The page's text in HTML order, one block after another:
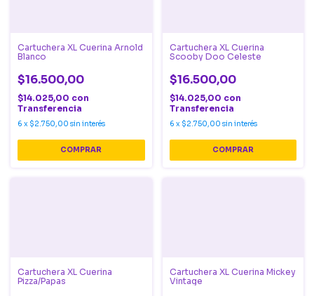
Cartuchera XL Cuerina Arnold
Blanco
$16.500,00
$14.025,00 con
Transferencia
6 x $2.750,00 sin interés
Cartuchera XL Cuerina
Scooby Doo Celeste
$16.500,00
$14.025,00 con
Transferencia
6 x $2.750,00 sin interés
Cartuchera XL Cuerina
Pizza/Papas
Cartuchera XL Cuerina Mickey
Vintage